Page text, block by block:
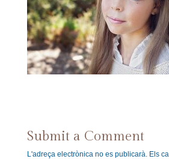
Submit a Comment
L'adreça electrònica no es publicarà. Els